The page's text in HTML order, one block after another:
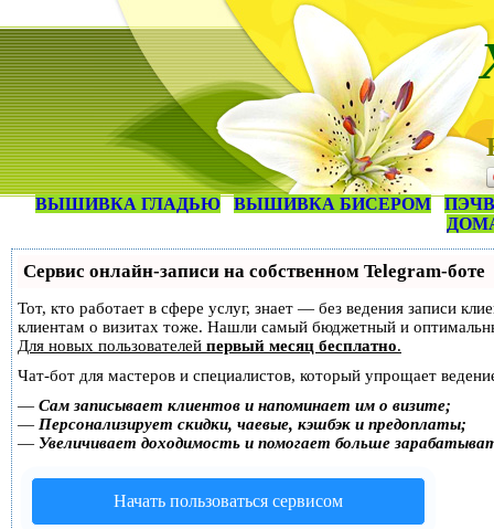
ВЫШИВКА ГЛАДЬЮ ВЫШИВКА БИСЕРОМ
Сервис онлайн-записи на собственном Telegram-боте
Тот, кто работает в сфере услуг, знает — без ведения записи
клиентам о визитах тоже. Нашли самый бюджетный и
Для новых пользователей первый месяц бесплатно.
Чат-бот для мастеров и специалистов, который упрощает
— Сам записывает клиентов и напоминает им о визите;
— Персонализирует скидки, чаевые, кэшбэк и предоплаты;
— Увеличивает доходимость и помогает больше
Начать пользоваться сервисом